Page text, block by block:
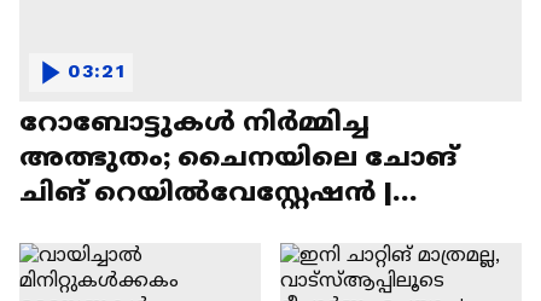
റോബോട്ടുകൾ നിർമ്മിച്ച
അത്ഭുതം; ചൈനയിലെ ചോങ്
ചിങ് റെയിൽവേസ്റ്റേഷൻ |
03:21